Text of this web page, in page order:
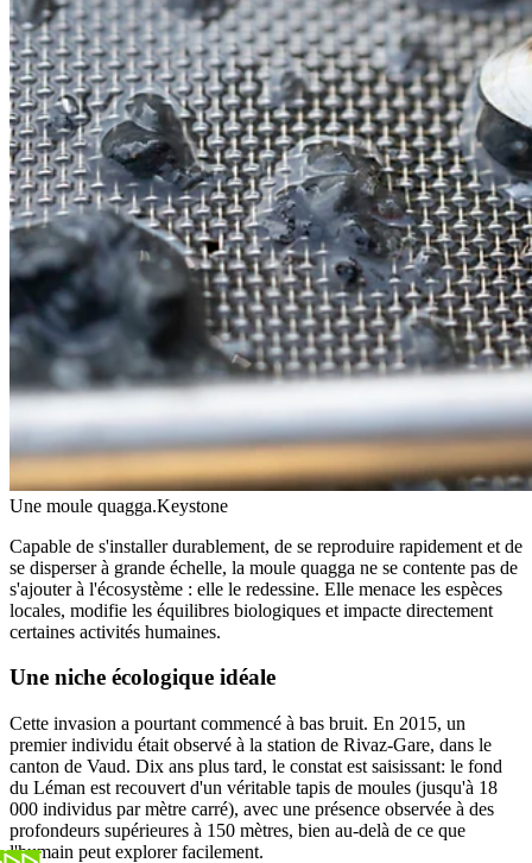
Une moule quagga.Keystone
Capable de s'installer durablement, de se reproduire rapidement et de
se disperser à grande échelle, la moule quagga ne se contente pas de
s'ajouter à l'écosystème : elle le redessine. Elle menace les espèces
locales, modifie les équilibres biologiques et impacte directement
certaines activités humaines.
Une niche écologique idéale
Cette invasion a pourtant commencé à bas bruit. En 2015, un
premier individu était observé à la station de Rivaz-Gare, dans le
canton de Vaud. Dix ans plus tard, le constat est saisissant: le fond
du Léman est recouvert d'un véritable tapis de moules (jusqu'à 18
000 individus par mètre carré), avec une présence observée à des
profondeurs supérieures à 150 mètres, bien au-delà de ce que
l'humain peut explorer facilement.